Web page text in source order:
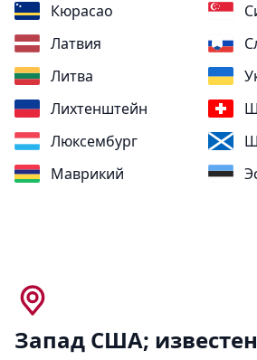
Кюрасао
Латвия
Литва
Лихтенштейн
Люксембург
Маврикий
Запад США;